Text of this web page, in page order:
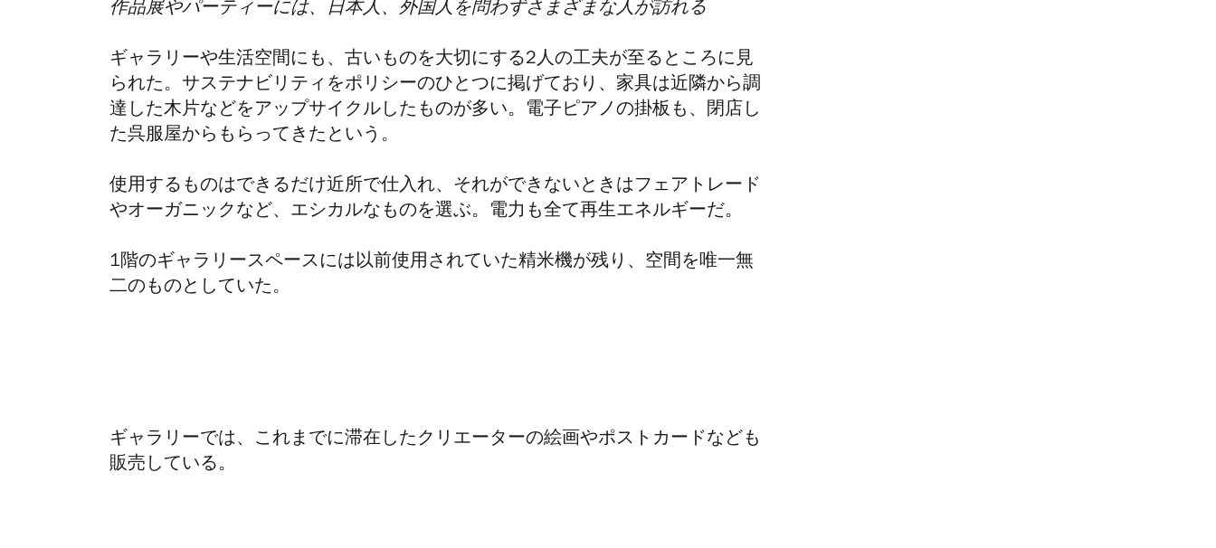
作品展やパーティーには、日本人、外国人を問わずさまざまな人が訪れる
ギャラリーや生活空間にも、古いものを大切にする2人の工夫が至るところに見
られた。サステナビリティをポリシーのひとつに掲げており、家具は近隣から調
達した木片などをアップサイクルしたものが多い。電子ピアノの掛板も、閉店し
た呉服屋からもらってきたという。
使用するものはできるだけ近所で仕入れ、それができないときはフェアトレード
やオーガニックなど、エシカルなものを選ぶ。電力も全て再生エネルギーだ。
1階のギャラリースペースには以前使用されていた精米機が残り、空間を唯一無
二のものとしていた。
ギャラリーでは、これまでに滞在したクリエーターの絵画やポストカードなども
販売している。